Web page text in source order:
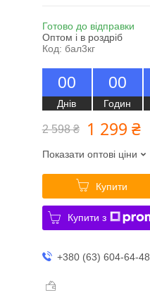
Готово до відправки
Оптом і в роздріб
Код: бал3кг
00
Днів
00
Годин
2 598 ₴ 1 299 ₴
Показати оптові ціни
Купити
Купити з
+380 (63) 604-64-48